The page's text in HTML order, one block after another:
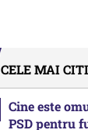
CELE MAI
Cine este
PSD pentru